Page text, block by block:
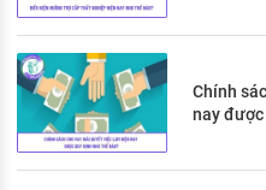
Chính
nay